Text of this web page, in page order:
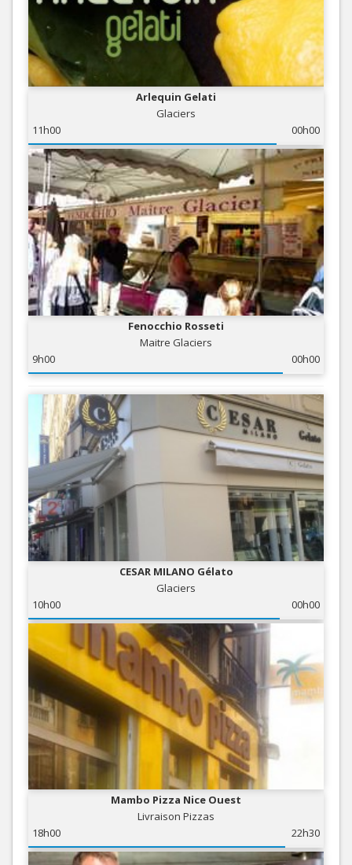
Arlequin Gelati
Glaciers
11h00
00h00
Fenocchio Rosseti
Maitre Glaciers
9h00
00h00
CESAR MILANO Gélato
Glaciers
10h00
00h00
Mambo Pizza Nice Ouest
Livraison Pizzas
18h00
22h30